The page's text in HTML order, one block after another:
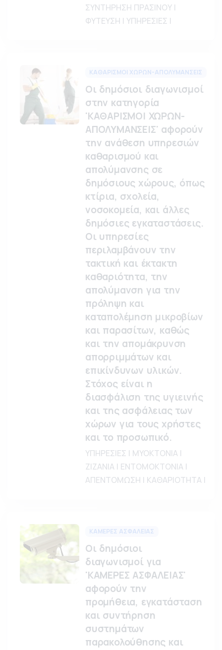
ΣΥΝΤΗΡΗΣΗ ΠΡΑΣΙΝΟΥ |
ΦΥΤΕΥΣΗ | ΥΠΗΡΕΣΙΕΣ |
ΚΑΘΑΡΙΣΜΟΙ ΧΩΡΩΝ-ΑΠΟΛΥΜΑΝΣΕΙΣ
Οι δημόσιοι διαγωνισμοί
στην κατηγορία
'ΚΑΘΑΡΙΣΜΟΙ ΧΩΡΩΝ-
ΑΠΟΛΥΜΑΝΣΕΙΣ' αφορούν
την ανάθεση υπηρεσιών
καθαρισμού και
απολύμανσης σε
δημόσιους χώρους, όπως
κτίρια, σχολεία,
νοσοκομεία, και άλλες
δημόσιες εγκαταστάσεις.
Οι υπηρεσίες
περιλαμβάνουν την
τακτική και έκτακτη
καθαριότητα, την
απολύμανση για την
πρόληψη και
καταπολέμηση μικροβίων
και παρασίτων, καθώς
και την απομάκρυνση
απορριμμάτων και
επικίνδυνων υλικών.
Στόχος είναι η
διασφάλιση της υγιεινής
και της ασφάλειας των
χώρων για τους χρήστες
και το προσωπικό.
ΥΠΗΡΕΣΙΕΣ | ΜΥΟΚΤΟΝΙΑ |
ΖΙΖΑΝΙΑ | ΕΝΤΟΜΟΚΤΟΝΙΑ |
ΑΠΕΝΤΟΜΩΣΗ | ΚΑΘΑΡΙΟΤΗΤΑ |
ΚΑΜΕΡΕΣ ΑΣΦΑΛΕΙΑΣ
Οι δημόσιοι
διαγωνισμοί για
'ΚΑΜΕΡΕΣ ΑΣΦΑΛΕΙΑΣ'
αφορούν την
προμήθεια, εγκατάσταση
και συντήρηση
συστημάτων
παρακολούθησης και